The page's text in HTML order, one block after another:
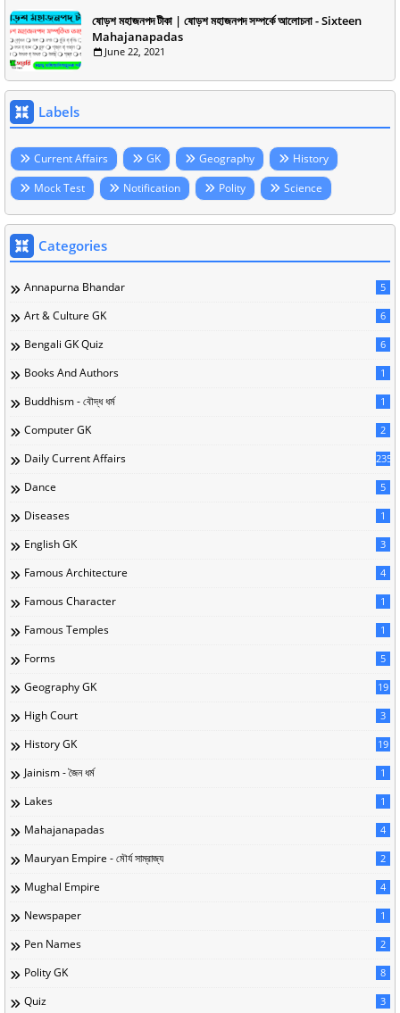
ষোড়শ মহাজনপদ টীকা | ষোড়শ মহাজনপদ সম্পর্কে আলোচনা - Sixteen
Mahajanapadas
June 22, 2021
Labels
Current Affairs GK Geography
History
Mock Test
Notification Polity Science
Categories
Annapurna Bhandar 5
Art & Culture GK 6
Bengali GK Quiz 6
Books And Authors 1
Buddhism - বৌদ্ধ ধর্ম 1
Computer GK 2
Daily Current Affairs 235
Dance 5
Diseases 1
English GK 3
Famous Architecture 4
Famous Character 1
Famous Temples 1
Forms 5
Geography GK 19
High Court 3
History GK 19
Jainism - জৈন ধর্ম 1
Lakes 1
Mahajanapadas 4
Mauryan Empire - মৌর্য সাম্রাজ্য 2
Mughal Empire 4
Newspaper 1
Pen Names 2
Polity GK 8
Quiz 3